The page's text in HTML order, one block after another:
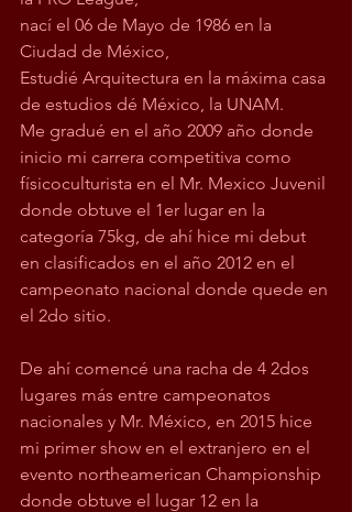
nací el 06 de Mayo de 1986 en la
Ciudad de México,
Estudié Arquitectura en la máxima casa
de estudios dé México, la UNAM.
Me gradué en el año 2009 año donde
inicio mi carrera competitiva como
físicoculturista en el Mr. Mexico Juvenil
donde obtuve el 1er lugar en la
categoría 75kg, de ahí hice mi debut
en clasificados en el año 2012 en el
campeonato nacional donde quede en
el 2do sitio.
De ahí comencé una racha de 4 2dos
lugares más entre campeonatos
nacionales y Mr. México, en 2015 hice
mi primer show en el extranjero en el
evento northeamerican Championship
donde obtuve el lugar 12 en la